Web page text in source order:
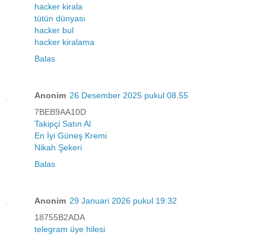
hacker kirala
tütün dünyası
hacker bul
hacker kiralama
Balas
Anonim 26 Desember 2025 pukul 08.55
7BEB9AA10D
Takipçi Satın Al
En İyi Güneş Kremi
Nikah Şekeri
Balas
Anonim 29 Januari 2026 pukul 19.32
18755B2ADA
telegram üye hilesi